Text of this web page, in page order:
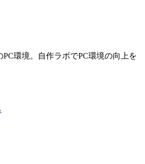
PC環境。 自作ラボでPC環境の向上を